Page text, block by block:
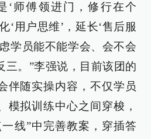
‘师傅领进门，修行在个
‘用户思维’，延长‘售后服
学员能不能学会、会不会
三。”李强说，目前该团的
伴随实操内容，不仅学员
模拟训练中心之间穿梭，
线”中完善教案，穿插答